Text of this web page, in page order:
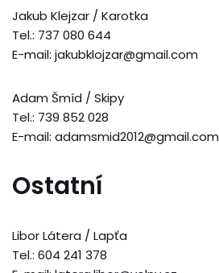
Jakub Klejzar / Karotka
Tel.: 737 080 644
E-mail: jakubklojzar@gmail.com
Adam Šmíd / Skipy
Tel.: 739 852 028
E-mail: adamsmid2012@gmail.com
Ostatní
Libor Látera / Lapťa
Tel.: 604 241 378